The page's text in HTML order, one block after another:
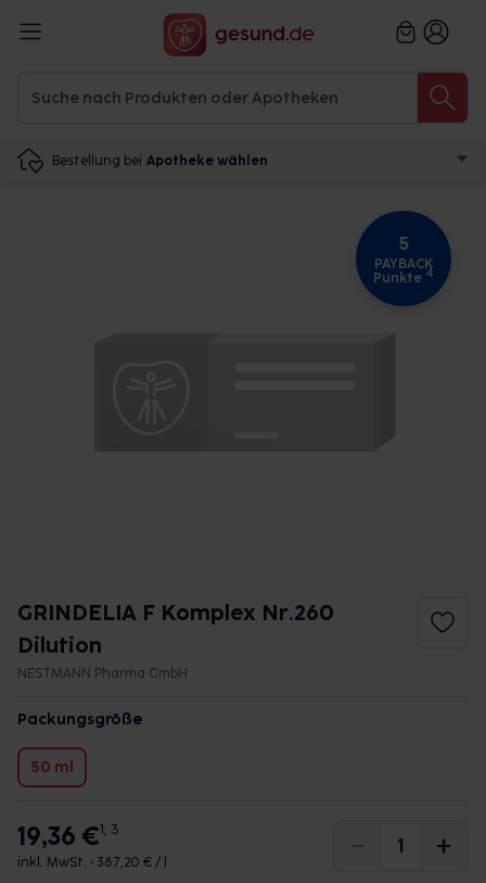
Bestellung bei Apotheke wählen
5
PAYBACK
Punkte 4
GRINDELIA F Komplex Nr.260
Dilution
NESTMANN Pharma GmbH
Packungsgröße
50 ml
19,36 €1, 3
inkl. MwSt. • 387,20 € / l